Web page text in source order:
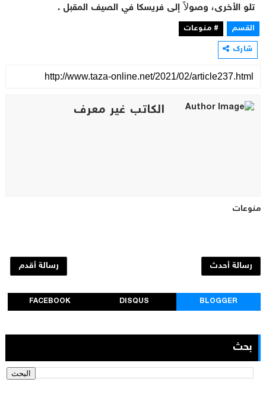
تلو الأخرى، وصولاً إلى فريسكا في الصيف المقبل .
القسم
# منوعات
شارك
الكاتب غير معرف
منوعات
رسالة أحدث رسالة أقدم
BLOGGER
DISQUS
FACEBOOK
بحث